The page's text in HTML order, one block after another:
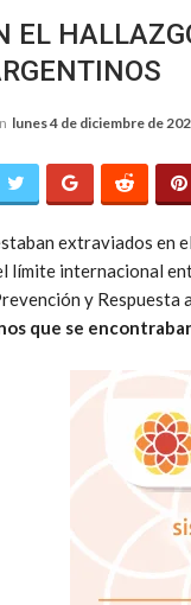
EL
lunes 4 de diciembre de
extraviados en
límite internacional
y Respuesta
que se